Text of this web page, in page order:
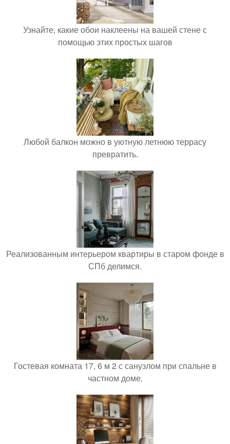
Узнайте, какие обои наклеены на вашей стене с
помощью этих простых шагов
Любой балкон можно в уютную летнюю террасу
превратить.
Реализованным интерьером квартиры в старом фонде в
СПб делимся.
Гостевая комната 17, 6 м 2 с санузлом при спальне в
частном доме.